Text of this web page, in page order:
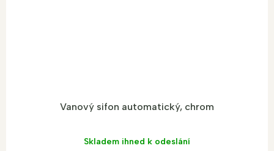
Vanový sifon automatický, chrom
Skladem ihned k odeslání